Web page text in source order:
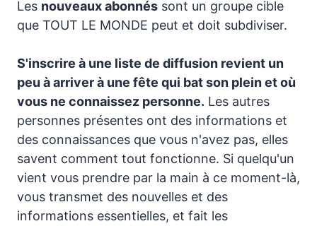
Les nouveaux abonnés sont un groupe cible
que TOUT LE MONDE peut et doit subdiviser.
S'inscrire à une liste de diffusion revient un
peu à arriver à une fête qui bat son plein et où
vous ne connaissez personne. Les autres
personnes présentes ont des informations et
des connaissances que vous n'avez pas, elles
savent comment tout fonctionne. Si quelqu'un
vient vous prendre par la main à ce moment-là,
vous transmet des nouvelles et des
informations essentielles, et fait les